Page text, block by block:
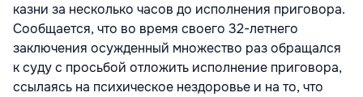
казни за несколько часов до исполнения приговора.
Сообщается, что во время своего 32-летнего
заключения осужденный множество раз обращался
к суду с просьбой отложить исполнение приговора,
ссылаясь на психическое нездоровье и на то, что